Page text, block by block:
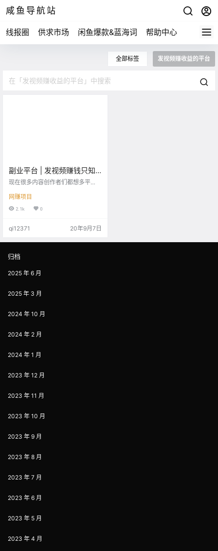
咸鱼导航站
线报圈 供求市场 闲鱼爆款&蓝海词 帮助中心
全部标签 发视频赚收益的平台
副业平台 | 发视频赚钱只知
道西瓜视频？你out了！9个
现在很多内容创作者们都想多平
频，所以这时候选择视频发放的平
台就尤为重要。但是大家又没有多
纳总结了下面的可以投放视频的平
投放。 一、头条之西瓜视频 众所周
知，西瓜视频是字节跳动旗下的个
性化推荐视频平台，由今日头条孵
区：音乐、影视、社会、农人、游
网赚项目
2.1k 0
qi12371 20年9月7日
归档
2025 年 6 月
2025 年 3 月
2024 年 10 月
2024 年 2 月
2024 年 1 月
2023 年 12 月
2023 年 11 月
2023 年 10 月
2023 年 9 月
2023 年 8 月
2023 年 7 月
2023 年 6 月
2023 年 5 月
2023 年 4 月